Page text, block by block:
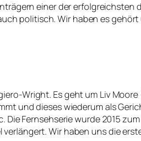
einer der erfolgreichsten
politisch. Wir haben es
Wright. Es geht um Liv
und dieses wiederum als
Fernsehserie wurde 2015
Wir haben uns die